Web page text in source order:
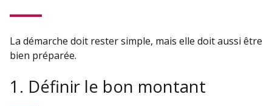
La démarche doit rester simple, mais elle doit aussi être
bien préparée.
1. Définir le bon montant